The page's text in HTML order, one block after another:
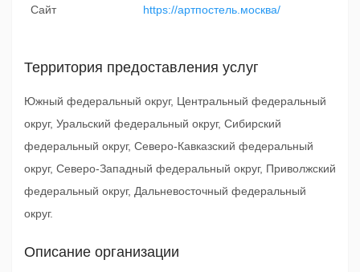
Сайт https://артпостель.москва/
Территория предоставления услуг
Южный федеральный округ, Центральный федеральный
округ, Уральский федеральный округ, Сибирский
федеральный округ, Северо-Кавказский федеральный
округ, Северо-Западный федеральный округ, Приволжский
федеральный округ, Дальневосточный федеральный
округ.
Описание организации